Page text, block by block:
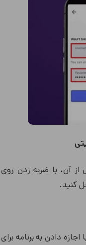
آن، با ضربه زدن روی
دادن به برنامه برای